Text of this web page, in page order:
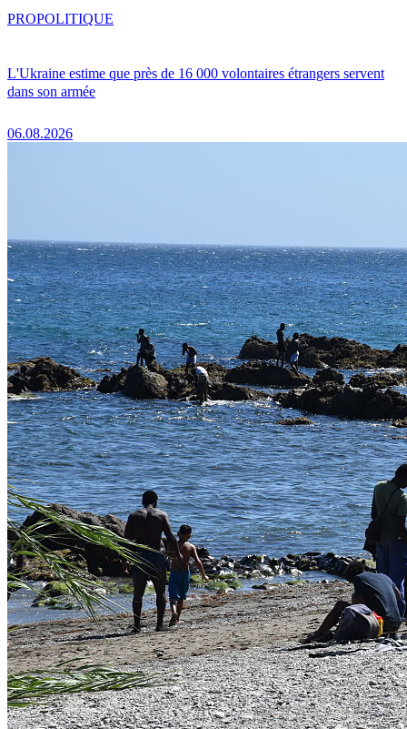
L'Ukraine estime que près de 16 000 volontaires étrangers servent
dans son armée
06.08.2026
PROPOLITIQUE